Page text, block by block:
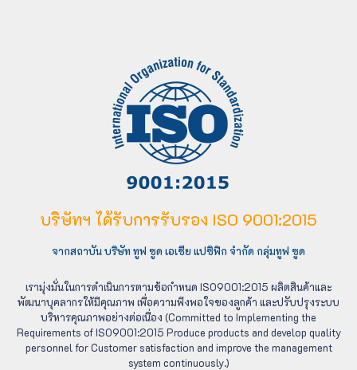
บริษัทฯ ได้รับการรับรอง ISO 9001:2015
จากสถาบัน บริษัท ทูฟ ซูด เอเชีย แปซิฟิก จำกัด กลุ่มทูฟ ซูด
เรามุ่งมั่นในการดำเนินการตามข้อกำหนด ISO9001:2015 ผลิตสินค้าและ
พัฒนาบุคลากรให้มีคุณภาพ เพื่อความพึงพอใจของลูกค้า และปรับปรุงระบบ
บริหารคุณภาพอย่างต่อเนื่อง (Committed to Implementing the
Requirements of ISO9001:2015 Produce products and develop quality
personnel for Customer satisfaction and improve the management
system continuously.)